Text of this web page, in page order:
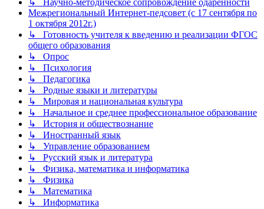
↳ Научно-методическое сопровождение одаренности
Межрегиональный Интернет-педсовет (с 17 сентября по
1 октября 2012г.)
↳ Готовность учителя к введению и реализации ФГОС
общего образования
↳ Опрос
↳ Психология
↳ Педагогика
↳ Родные языки и литературы
↳ Мировая и национальная культура
↳ Начальное и среднее профессиональное образование
↳ История и обществознание
↳ Иностранный язык
↳ Управление образованием
↳ Русский язык и литература
↳ Физика, математика и информатика
↳ Физика
↳ Математика
↳ Информатика